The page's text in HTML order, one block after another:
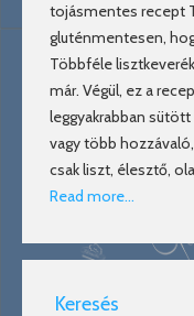
tojásmentes recept
gluténmentesen,
Többféle
már. Végül, ez a
leggyakrabban
vagy több
csak liszt, élesztő,
Read more…
Keresés